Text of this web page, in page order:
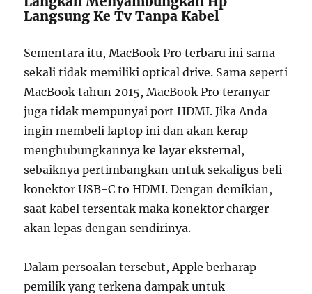
Langsung Ke Tv Tanpa Kabel
Sementara itu, MacBook Pro terbaru ini sama
sekali tidak memiliki optical drive. Sama seperti
MacBook tahun 2015, MacBook Pro teranyar
juga tidak mempunyai port HDMI. Jika Anda
ingin membeli laptop ini dan akan kerap
menghubungkannya ke layar eksternal,
sebaiknya pertimbangkan untuk sekaligus beli
konektor USB-C to HDMI. Dengan demikian,
saat kabel tersentak maka konektor charger
akan lepas dengan sendirinya.
Dalam persoalan tersebut, Apple berharap
pemilik yang terkena dampak untuk